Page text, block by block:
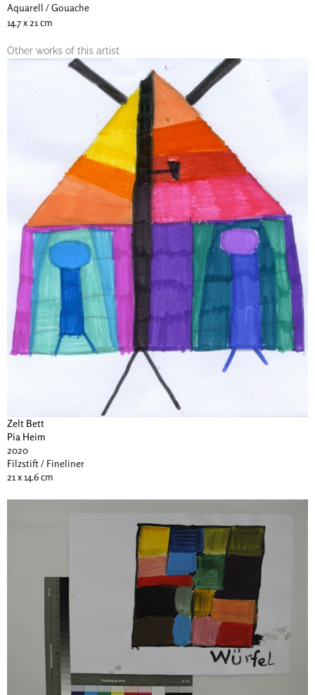
Aquarell / Gouache
14.7 x 21 cm
Other works of this artist
Zelt Bett
Pia Heim
2020
Filzstift / Fineliner
21 x 14.6 cm